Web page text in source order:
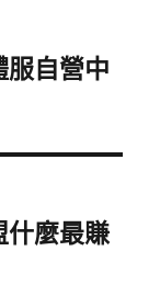
服自營中
什麼最賺